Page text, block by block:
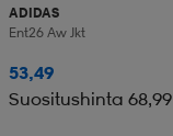
ADIDAS
Ent26 Aw Jkt
53,49
Suositushinta 68,99